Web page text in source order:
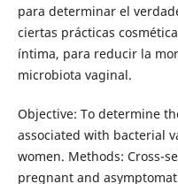
para determinar el
ciertas prácticas
íntima, para reducir la
microbiota vaginal.
Objective: To determine
associated with bacterial
women. Methods: Cross-
pregnant and